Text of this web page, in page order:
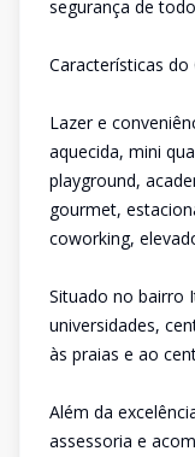
segurança de
Características do
Lazer e
aquecida, mini
playground,
gourmet,
coworking,
Situado no bairro
universidades,
às praias e ao
Além da
assessoria e